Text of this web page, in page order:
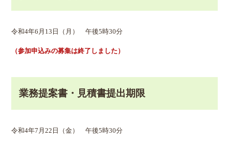
令和4年6月13日（月） 午後5時30分
（参加申込みの募集は終了しました）
業務提案書・見積書提出期限
令和4年7月22日（金） 午後5時30分